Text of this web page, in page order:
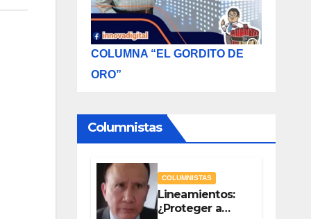
COLUMNA “EL GORDITO DE
ORO”
Columnistas
COLUMNISTAS
Lineamientos:
¿Proteger a